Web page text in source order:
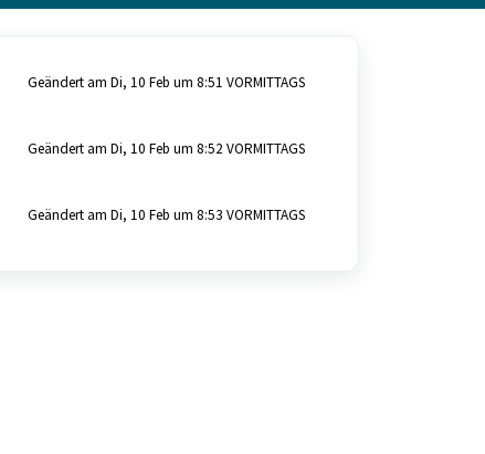
Geändert am Di, 10 Feb um 8:51 VORMITTAGS
Geändert am Di, 10 Feb um 8:52 VORMITTAGS
Geändert am Di, 10 Feb um 8:53 VORMITTAGS